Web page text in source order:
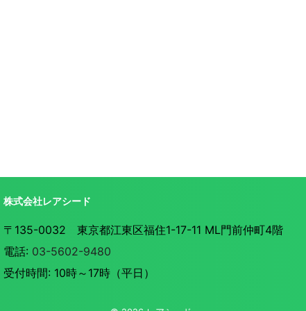
株式会社レアシード
〒135-0032 東京都江東区福住1-17-11 ML門前仲町4階
電話: 03-5602-9480
受付時間: 10時～17時（平日）